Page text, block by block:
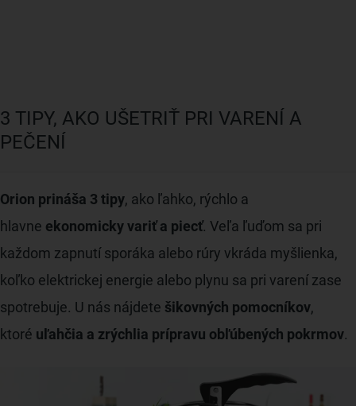
3 TIPY, AKO UŠETRIŤ PRI VARENÍ A
PEČENÍ
Orion prináša 3 tipy, ako ľahko, rýchlo a
hlavne ekonomicky variť a piecť. Veľa ľuďom sa pri
každom zapnutí sporáka alebo rúry vkráda myšlienka,
koľko elektrickej energie alebo plynu sa pri varení zase
spotrebuje. U nás nájdete šikovných pomocníkov,
ktoré uľahčia a zrýchlia prípravu obľúbených pokrmov.